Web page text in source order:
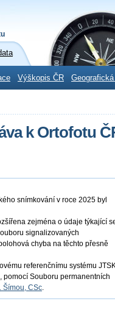
Výškopis ČR
k Ortofotu
snímkování v roce 2025 byl
zejména o údaje týkající
signalizovaných
chyba na těchto přesně
referenčnímu systému
pomocí Souboru permanentních
Šímou, CSc.